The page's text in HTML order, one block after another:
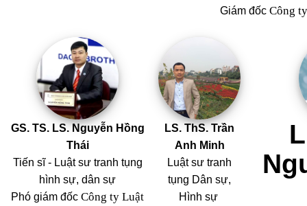
Giám đốc Công
GS. TS. LS. Nguyễn Hồng
Thái
Tiến sĩ - Luật sư tranh tụng
hình sự, dân sự
Phó giám đốc Công ty Luật
LS. ThS. Trần
Anh Minh
Luật sư tranh
tụng Dân sự,
Hình sự